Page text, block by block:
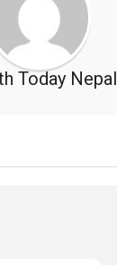
Today Nepal